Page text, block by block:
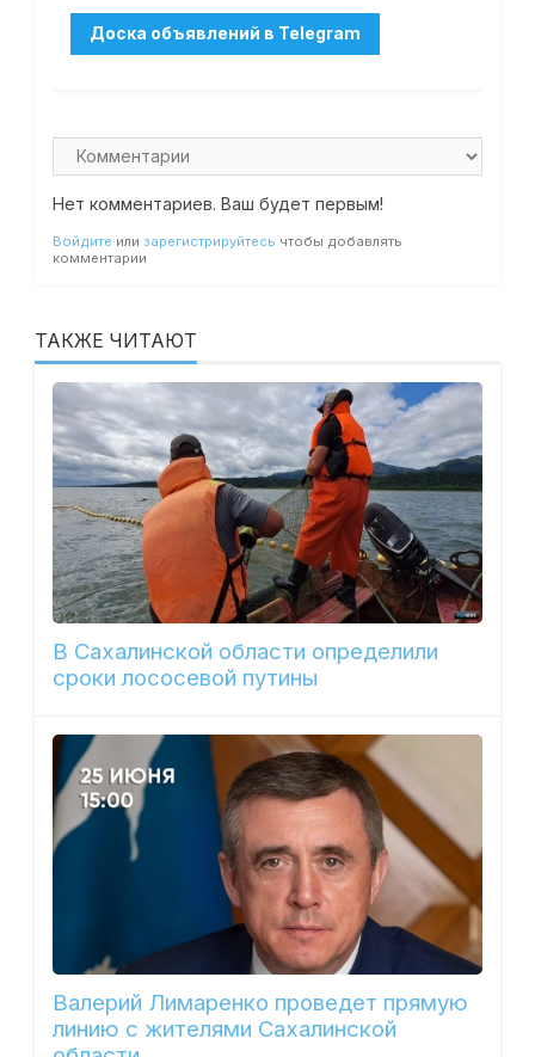
Нет комментариев. Ваш будет первым!
Войдите или зарегистрируйтесь чтобы добавлять
комментарии
ТАКЖЕ ЧИТАЮТ
В Сахалинской области определили
сроки лососевой путины
Валерий Лимаренко проведет прямую
линию с жителями Сахалинской